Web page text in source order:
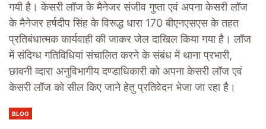
गयी है। केसरी लॉज के मैनेजर संजीव गुप्ता एवं अपना केसरी लॉज
के मैनेजर हर्षदीप सिंह के विरूद्ध धारा 170 बीएनएसएस के तहत
प्रतिबंधात्मक कार्यवाही की जाकर जेल दाखिल किया गया है। लॉज
में संदिग्ध गतिविधियां संचालित करने के संबंध में थाना प्रभारी,
छावनी व्दारा अनुविभागीय दण्डाधिकारी को अपना केसरी लॉज एवं
केसरी लॉज को सील किए जाने हेतु प्रतिवेदन भेजा जा रहा है।
BLOG